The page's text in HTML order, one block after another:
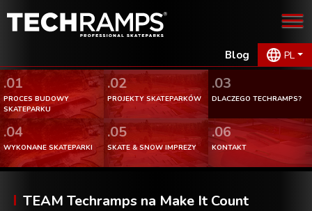
Blog PL
.01
PROCES BUDOWY
SKATEPARKU
.02
PROJEKTY SKATEPARKÓW
.03
DLACZEGO TECHRAMPS?
.04
WYKONANE SKATEPARKI
.05
SKATE & SNOW IMPREZY
.06
KONTAKT
TEAM Techramps na Make It Count